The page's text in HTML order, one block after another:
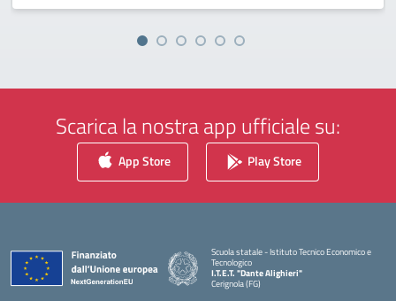
Scarica la nostra app ufficiale su:
App Store Play Store
Scuola statale - Istituto Tecnico Economico e
Tecnologico
I.T.E.T. "Dante Alighieri"
Cerignola (FG)
— Visita la pagina iniziale della scuola